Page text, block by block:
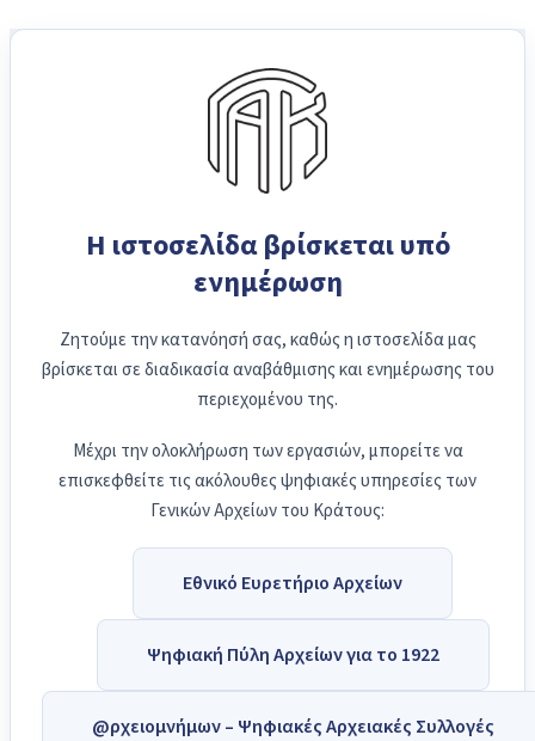
Η ιστοσελίδα βρίσκεται υπό
ενημέρωση
Ζητούμε την κατανόησή σας, καθώς η ιστοσελίδα μας
βρίσκεται σε διαδικασία αναβάθμισης και ενημέρωσης του
περιεχομένου της.
Μέχρι την ολοκλήρωση των εργασιών, μπορείτε να
επισκεφθείτε τις ακόλουθες ψηφιακές υπηρεσίες των
Γενικών Αρχείων του Κράτους:
Εθνικό Ευρετήριο Αρχείων
Ψηφιακή Πύλη Αρχείων για το 1922
@ρχειομνήμων – Ψηφιακές Αρχειακές Συλλογές